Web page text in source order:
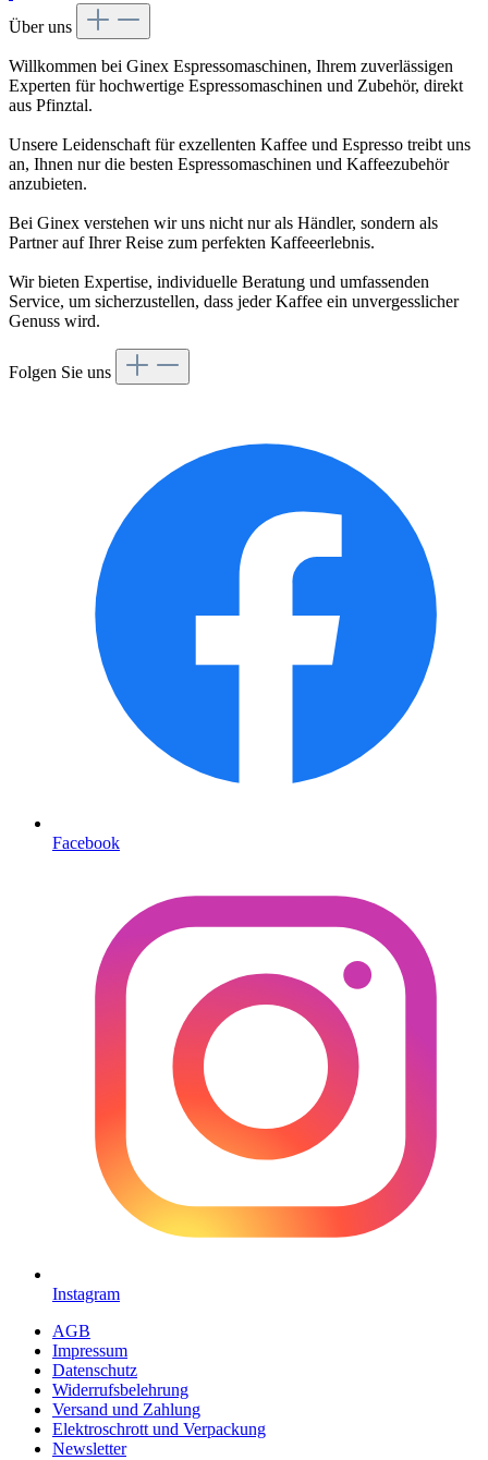
Über uns
Willkommen bei Ginex Espressomaschinen, Ihrem zuverlässigen
Experten für hochwertige Espressomaschinen und Zubehör, direkt
aus Pfinztal.
Unsere Leidenschaft für exzellenten Kaffee und Espresso treibt uns
an, Ihnen nur die besten Espressomaschinen und Kaffeezubehör
anzubieten.
Bei Ginex verstehen wir uns nicht nur als Händler, sondern als
Partner auf Ihrer Reise zum perfekten Kaffeeerlebnis.
Wir bieten Expertise, individuelle Beratung und umfassenden
Service, um sicherzustellen, dass jeder Kaffee ein unvergesslicher
Genuss wird.
Folgen Sie uns
Facebook
Instagram
AGB
Impressum
Datenschutz
Widerrufsbelehrung
Versand und Zahlung
Elektroschrott und Verpackung
Newsletter